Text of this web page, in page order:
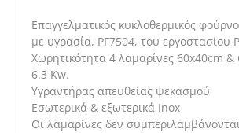
Επαγγελματικός κυκλοθερμικός
με υγρασία, PF7504, του εργοστασίου
Χωρητικότητα 4 λαμαρίνες 60x40cm &
6.3 Kw.
Υγραντήρας απευθείας ψεκασμού
Εσωτερικά & εξωτερικά Inox
Οι λαμαρίνες δεν